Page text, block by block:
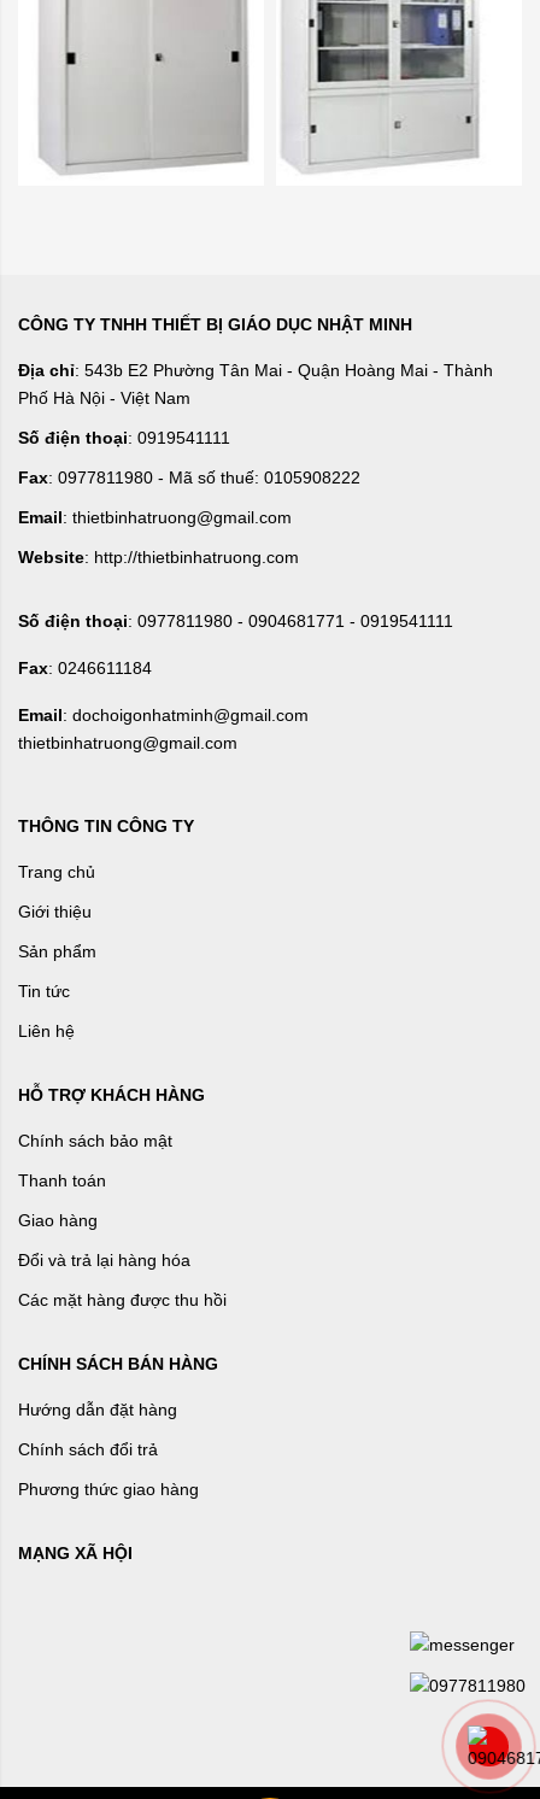
CÔNG TY TNHH THIẾT BỊ GIÁO DỤC NHẬT MINH
Địa chỉ: 543b E2 Phường Tân Mai - Quận Hoàng Mai - Thành
Phố Hà Nội - Việt Nam
Số điện thoại: 0919541111
Fax: 0977811980 - Mã số thuế: 0105908222
Email: thietbinhatruong@gmail.com
Website: http://thietbinhatruong.com
Số điện thoại: 0977811980 - 0904681771 - 0919541111
Fax: 0246611184
Email: dochoigonhatminh@gmail.com
thietbinhatruong@gmail.com
THÔNG TIN CÔNG TY
Trang chủ
Giới thiệu
Sản phẩm
Tin tức
Liên hệ
HỖ TRỢ KHÁCH HÀNG
Chính sách bảo mật
Thanh toán
Giao hàng
Đổi và trả lại hàng hóa
Các mặt hàng được thu hồi
CHÍNH SÁCH BÁN HÀNG
Hướng dẫn đặt hàng
Chính sách đổi trả
Phương thức giao hàng
MẠNG XÃ HỘI